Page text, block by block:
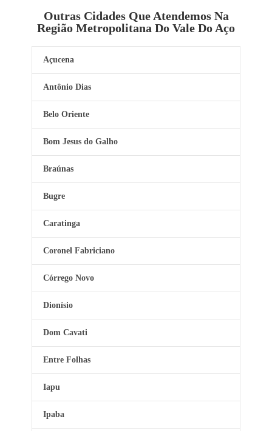
Outras Cidades Que Atendemos Na
Região Metropolitana Do Vale Do Aço
Açucena
Antônio Dias
Belo Oriente
Bom Jesus do Galho
Braúnas
Bugre
Caratinga
Coronel Fabriciano
Córrego Novo
Dionísio
Dom Cavati
Entre Folhas
Iapu
Ipaba